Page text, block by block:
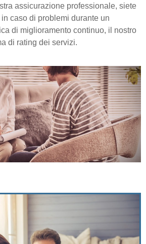
assicurazione professionale, siete
caso di problemi durante un
di miglioramento continuo, il nostro
di rating dei servizi.